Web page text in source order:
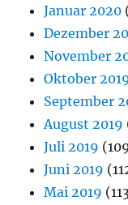
Januar 2020
Dezember
November
Oktober
September
August 2019
Juli 2019
Juni 2019
Mai 2019